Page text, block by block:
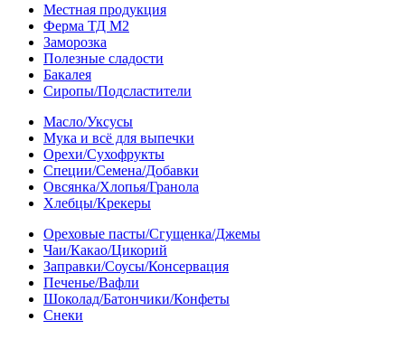
Местная продукция
Ферма ТД М2
Заморозка
Полезные сладости
Бакалея
Сиропы/Подсластители
Масло/Уксусы
Мука и всё для выпечки
Орехи/Сухофрукты
Специи/Семена/Добавки
Овсянка/Хлопья/Гранола
Хлебцы/Крекеры
Ореховые пасты/Сгущенка/Джемы
Чаи/Какао/Цикорий
Заправки/Соусы/Консервация
Печенье/Вафли
Шоколад/Батончики/Конфеты
Снеки